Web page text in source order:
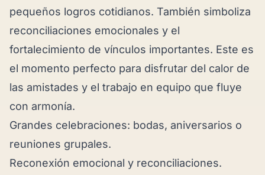
pequeños logros cotidianos. También simboliza
reconciliaciones emocionales y el
fortalecimiento de vínculos importantes. Este es
el momento perfecto para disfrutar del calor de
las amistades y el trabajo en equipo que fluye
con armonía.
Grandes celebraciones: bodas, aniversarios o
reuniones grupales.
Reconexión emocional y reconciliaciones.